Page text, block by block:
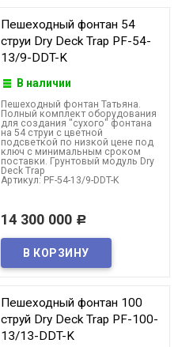
Пешеходный фонтан 54
струи Dry Deck Trap PF-54-
13/9-DDT-K
В наличии
Пешеходный фонтан Татьяна.
Полный комплект оборудования
для создания "сухого" фонтана
на 54 струи с цветной
подсветкой по низкой цене под
ключ с минимальным сроком
поставки. Грунтовый модуль Dry
Deck Trap
Артикул: PF-54-13/9-DDT-K
14 300 000 Р
Пешеходный фонтан 100
струй Dry Deck Trap PF-100-
13/13-DDT-K